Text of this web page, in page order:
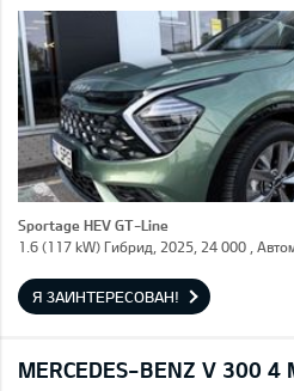
Sportage HEV GT-Line
1.6 (117 kW) Гибрид, 2025, 24 000 ,
Я ЗАИНТЕРЕСОВАН!
MERCEDES-BENZ V 300 4